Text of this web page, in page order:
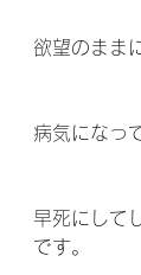
欲望のまま
病気になっ
早死にして
です。